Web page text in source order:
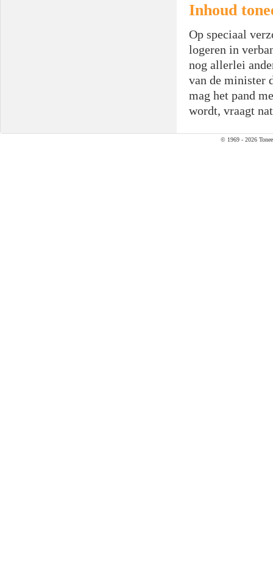
Inhoud
Op speciaal
logeren in
nog allerlei
van de minister
mag het pand
wordt, vraagt
© 1969 - 2026